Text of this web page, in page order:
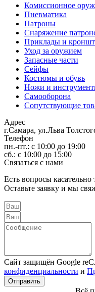
Комиссионное
Пневматика
Патроны
Снаряжение
Приклады и
Уход за оружием
Запасные части
Сейфы
Костюмы и обувь
Ножи и
Самооборона
Сопутствующие
Адрес
г.Самара, ул.Льва
Телефон
пн.-пт.: с 10:00 до 19:00
сб.: с 10:00 до 15:00
Связаться с нами
Есть вопросы касательно
Оставьте заявку и мы
Сайт защищён Google
конфиденциальности и
Отправить